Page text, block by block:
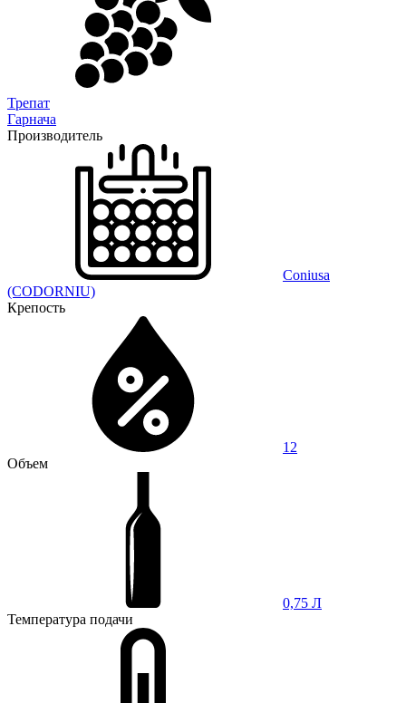
Трепат
Гарнача
Производитель
Coniusa
(CODORNIU)
Крепость
12
Объем
0,75 Л
Температура подачи